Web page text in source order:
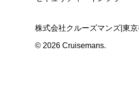
株式会社クルーズマンズ 東
© 2026 Cruisemans.